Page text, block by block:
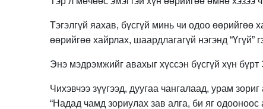
Тэгэлгүй яахав, бүсгүй минь чи одоо өөрийгөө
өөрийгөө хайрлах, шаардлагагүй нэгэнд “Үгүй”
Энэ мэдрэмжийг авахыг хүссэн бүсгүй хүн
Чихэвчээ зүүгээд, дуугаа чангалаад, урам
“Надад чамд зориулах зав алга, би яг